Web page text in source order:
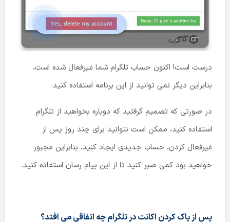
درست است! اکنون حساب تلگرام شما غیرفعال شده است،
بنابراین دیگر نمی توانید از این برنامه استفاده کنید.
در صورتی که تصمیم گرفتید که دوباره بخواهید از تلگرام
استفاده کنید، ممکن است نتوانید برای چند روز پس از
غیرفعال کردن، حساب جدیدی ایجاد کنید، بنابراین مجبور
خواهید بود کمی صبر کنید تا از این پیام رسان استفاده کنید.
پس از پاک کردن اکانت در تلگرام چه اتفاقی می افتد؟